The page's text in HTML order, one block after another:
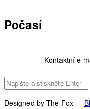
Počasí
Kontaktní e-
Designed by The Fox —